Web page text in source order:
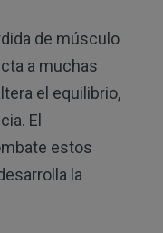
de músculo
a muchas
el equilibrio,
El
estos
la